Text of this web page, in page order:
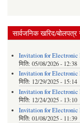
सार्वजनिक खरिद/
Invitation for Electronic
मिति: 05/08/2026 - 12:38
Invitation for Electronic
मिति: 12/29/2025 - 15:14
Invitation for Electronic
मिति: 12/24/2025 - 13:10
Invitation for Electronic
मिति: 01/08/2025 - 11:39